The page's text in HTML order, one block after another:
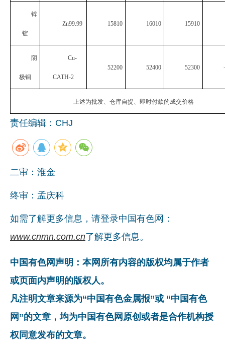
锌
锭
Zn99.99 15810 16010 15910
阴
极铜
Cu-
CATH-2
52200 52400 52300
上述为批发、仓库自提、即时付款的成交价格
责任编辑：CHJ
二审：淮金
终审：孟庆科
如需了解更多信息，请登录中国有色网：
www.cnmn.com.cn了解更多信息。
中国有色网声明：本网所有内容的版权均属于作者
或页面内声明的版权人。
凡注明文章来源为“中国有色金属报”或 “中国有色
网”的文章，均为中国有色网原创或者是合作机构授
权同意发布的文章。